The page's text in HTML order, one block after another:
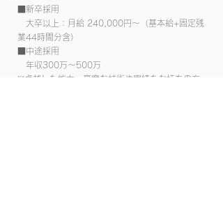
■新卒採用
大卒以上：月給 240,000円～（基本給+固定残
業44時間分含）
■中途採用
年収300万〜500万
※卓越した能力、高度な技術や実績をお持ちの方